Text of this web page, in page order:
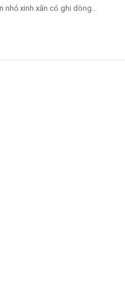
nhỏ xinh xắn có ghi dòng…